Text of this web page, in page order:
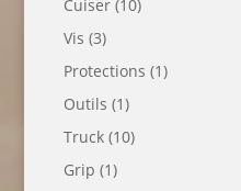
Cuiser (10)
Vis (3)
Protections (1)
Outils (1)
Truck (10)
Grip (1)